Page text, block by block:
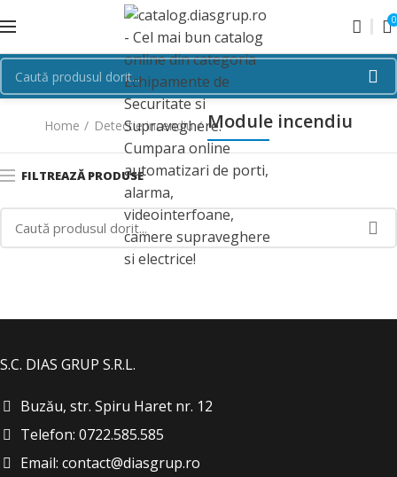
0
Home Detectie incendiu Module incendiu
FILTREAZĂ PRODUSE
S.C. DIAS GRUP S.R.L.
Buzău, str. Spiru Haret nr. 12
Telefon: 0722.585.585
Email: contact@diasgrup.ro